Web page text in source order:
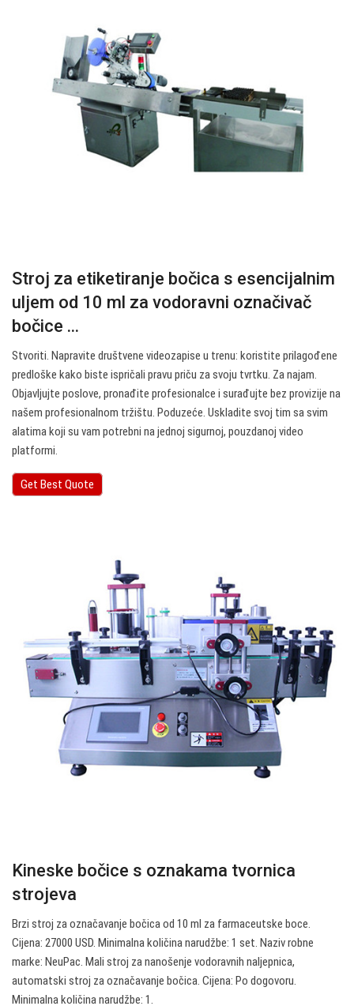
Stroj za etiketiranje bočica s esencijalnim
uljem od 10 ml za vodoravni označivač
bočice ...
Stvoriti. Napravite društvene videozapise u trenu: koristite prilagođene
predloške kako biste ispričali pravu priču za svoju tvrtku. Za najam.
Objavljujte poslove, pronađite profesionalce i surađujte bez provizije na
našem profesionalnom tržištu. Poduzeće. Uskladite svoj tim sa svim
alatima koji su vam potrebni na jednoj sigurnoj, pouzdanoj video
platformi.
Get Best Quote
Kineske bočice s oznakama tvornica
strojeva
Brzi stroj za označavanje bočica od 10 ml za farmaceutske boce.
Cijena: 27000 USD. Minimalna količina narudžbe: 1 set. Naziv robne
marke: NeuPac. Mali stroj za nanošenje vodoravnih naljepnica,
automatski stroj za označavanje bočica. Cijena: Po dogovoru.
Minimalna količina narudžbe: 1.